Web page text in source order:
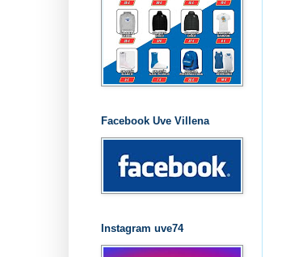
Facebook Uve Villena
Instagram uve74